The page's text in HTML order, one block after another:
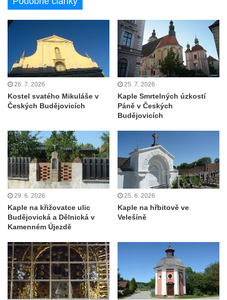
Lahošti
Kostel svatého Mikuláše v Mikulášovicích
Kaple Tří otců v Mikulášovicích
Kaple Matky Boží v Mikulášovicích
Kaple Andělů strážných (Fürleova kaple) v
Mikulášovicích
Balzerova kaple v Mikulášovicích
Kostel svatého Václava ve Šluknově
Kostel svatého Mikuláše v Třebušíně
Klášterní kostel svatého Františka z Assisi v
Zákupech
Kaple svatého Josefa u Zákup
Kostel svatých Fabiána a Šebestiána v
Zákupech
Kostel svatého Havla v Kuřívodech
Kaple Krista v žaláři u kostela Nalezení
svatého Kříže ve Frýdlantu
Kostel Nalezení svatého Kříže ve Frýdlantu
Kostel Krista Spasitele ve Frýdlantu
26. 7. 2026
Kostel svatého Mikuláše v
Českých Budějovicích
25. 7. 2026
Kaple Smrtelných úzkostí
Páně v Českých
Budějovicích
29. 6. 2026
Kaple na křižovatce ulic
Budějovická a Dělnická v
Kamenném Újezdě
25. 6. 2026
Kaple na hřbitově ve
Velešíně